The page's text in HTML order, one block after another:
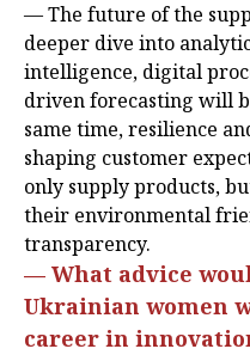
— The future of the
deeper dive into
intelligence, digital
driven forecasting will
same time, resilience
shaping customer
only supply products,
their environmental
transparency.
— What advice
Ukrainian women
career in